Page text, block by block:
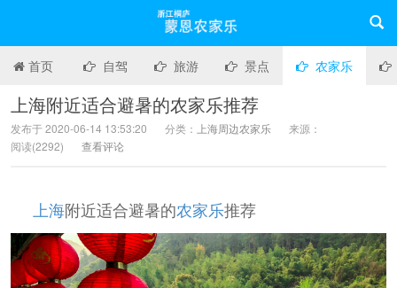
首页 自驾 旅游 景点 农家乐
上海附近适合避暑的农家乐推荐
发布于 2020-06-14 13:53:20 分类： 上海周边农家乐
来源：
阅读(2292) 查看评论
上海附近适合避暑的农家乐推荐